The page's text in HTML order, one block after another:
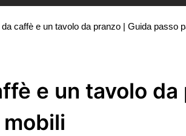
caffè e un tavolo da pranzo | Guida passo
e un tavolo